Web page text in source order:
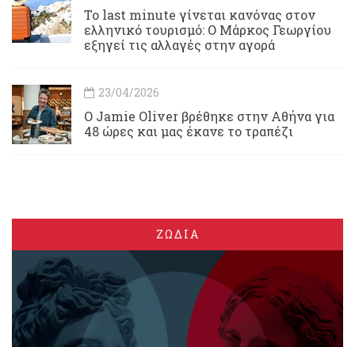
Το last minute γίνεται κανόνας στον
ελληνικό τουρισμό: Ο Μάρκος Γεωργίου
εξηγεί τις αλλαγές στην αγορά
23/04/2026
Ο Jamie Oliver βρέθηκε στην Αθήνα για
48 ώρες και μας έκανε το τραπέζι
ΖΩΔΙΑ